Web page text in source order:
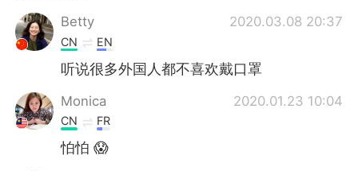
Betty
2020.03.08 20:37
CN EN
听说很多外国人都不喜欢戴口罩
Monica 2020.01.23 10:04
CN FR
怕怕 😱